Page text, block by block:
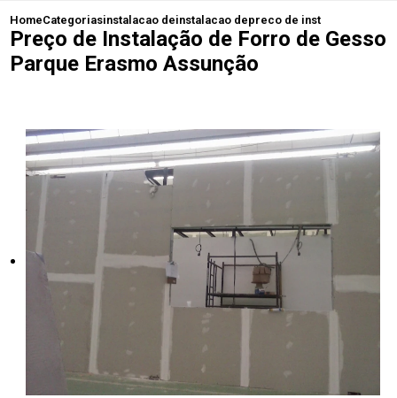
HomeCategoriasinstalacao de forros de gesso
instalacao de forro gesso acartonado
preco de instalacao de
Preço de Instalação de Forro de Gesso
Parque Erasmo Assunção